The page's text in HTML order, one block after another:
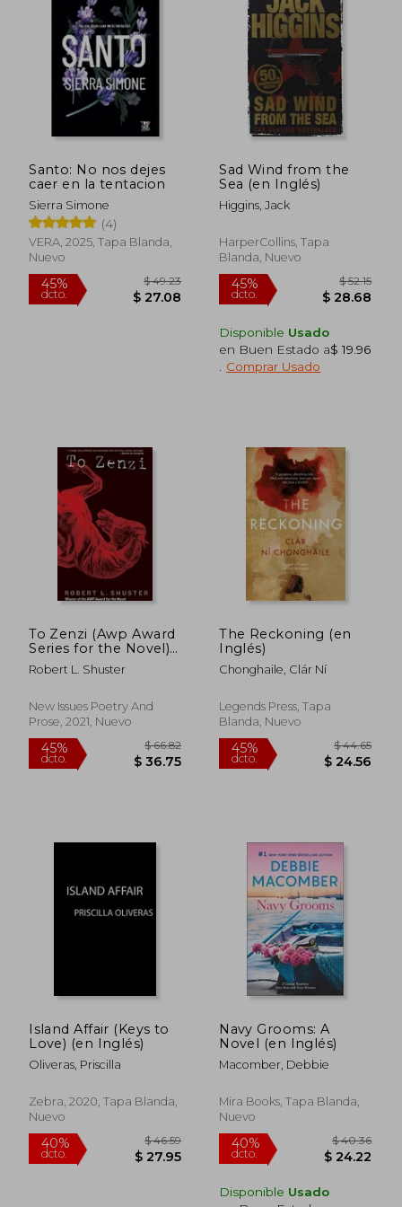
40%
dcto.
45%
dcto.
Santo: No nos dejes
caer en la tentacion
Sierra Simone
(4)
VERA, 2025, Tapa Blanda,
Nuevo
45%
dcto.
Sad Wind from the
Sea (en Inglés)
Higgins, Jack
HarperCollins, Tapa
Blanda, Nuevo
45%
dcto.
Disponible Usado
en Buen Estado a$ 19.96
Comprar Usado
To Zenzi (Awp Award
Series for the Novel)
(en Inglés)
Robert L. Shuster
New Issues Poetry And
Prose, 2021, Nuevo
45%
dcto.
The Reckoning (en
Inglés)
Chonghaile, Clár Ní
Legends Press, Tapa
Blanda, Nuevo
45%
dcto.
Island Affair (Keys to
Love) (en Inglés)
Oliveras, Priscilla
Zebra, 2020, Tapa Blanda,
Nuevo
Navy Grooms: A
Novel (en Inglés)
Macomber, Debbie
Mira Books, Tapa Blanda,
Nuevo
Disponible Usado